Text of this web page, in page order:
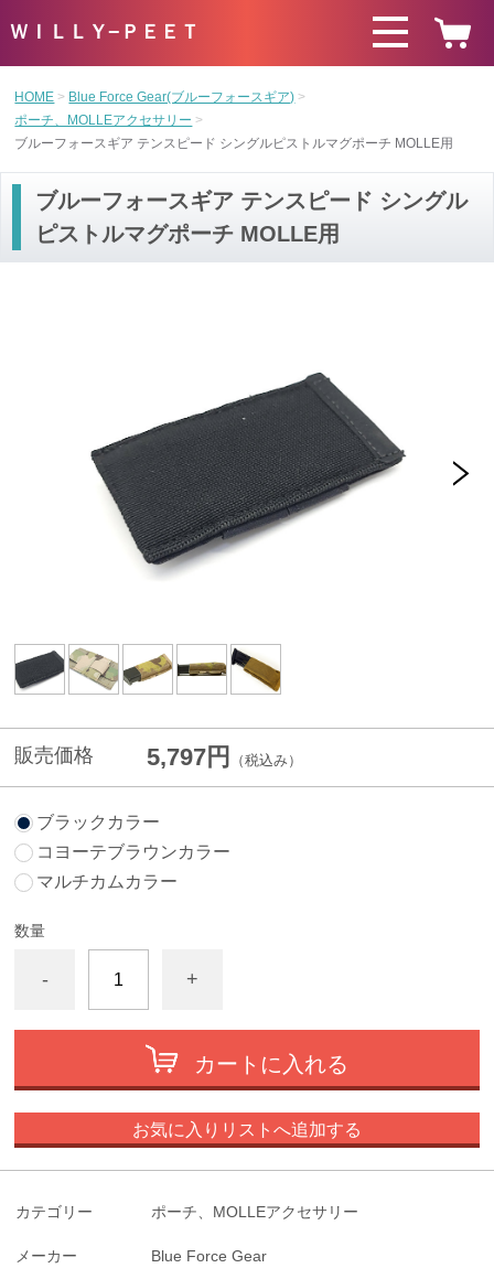
ＷＩＬＬＹ−ＰＥＥＴ
HOME
Blue Force Gear(ブルーフォースギア)
ポーチ、MOLLEアクセサリー
ブルーフォースギア テンスピード シングルピストルマグポーチ MOLLE用
ブルーフォースギア テンスピード シングル
ピストルマグポーチ MOLLE用
販売価格 5,797円 （税込み）
ブラックカラー
コヨーテブラウンカラー
マルチカムカラー
数量
- +
カートに入れる
お気に入りリストへ追加する
カテゴリー ポーチ、MOLLEアクセサリー
メーカー Blue Force Gear